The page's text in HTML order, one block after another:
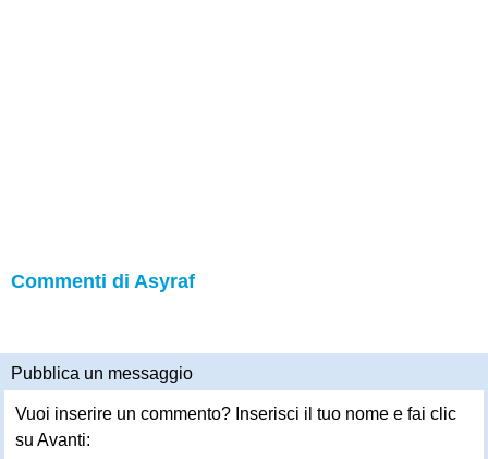
Commenti di Asyraf
Pubblica un messaggio
Vuoi inserire un commento? Inserisci il tuo nome e fai clic
su Avanti: